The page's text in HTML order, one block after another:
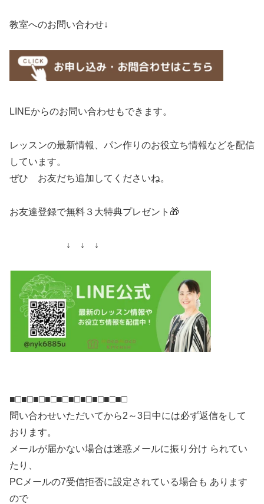
教室へのお問い合わせ↓
LINEからのお問い合わせもできます。
レッスンの最新情報、パン作りのお役立ち情報などを配信
しています。
ぜひ お友だち追加してくださいね。
お友達登録で無料３大特典プレゼント🎁
↓ ↓ ↓
■□■□■□■□■□■□■□■□■□■□
問い合わせいただいてから2～3日中には必ず返信をして
おります。
メールが届かない場合は迷惑メールに振り分け られてい
たり、
PCメールの7受信拒否に設定されている場合も あります
ので